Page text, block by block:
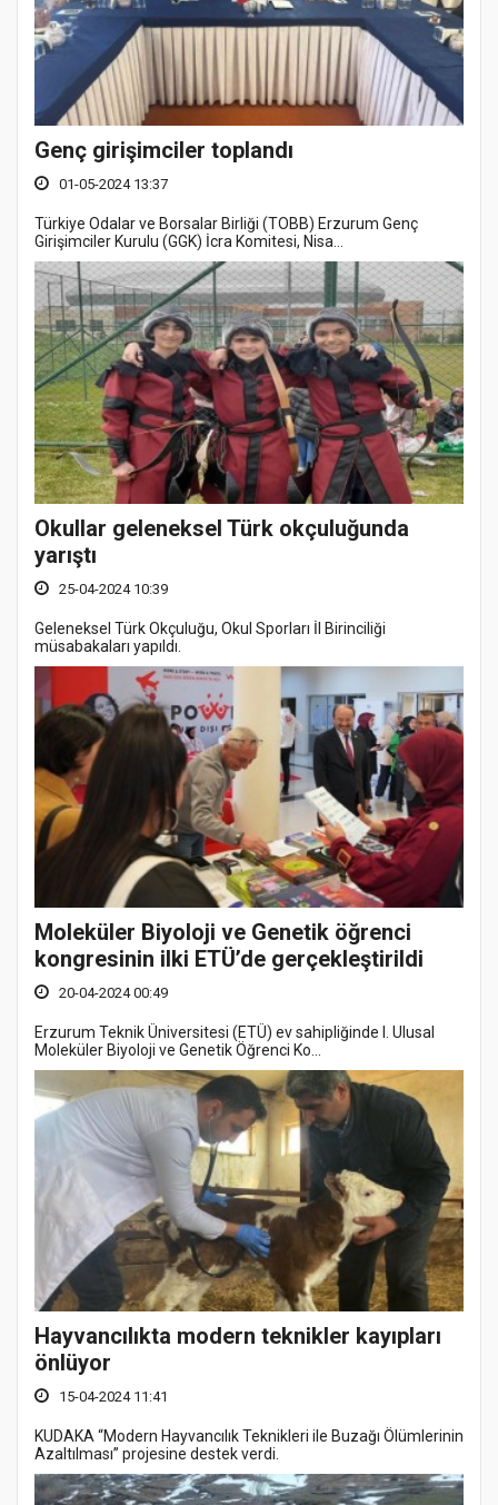
Genç girişimciler toplandı
01-05-2024 13:37
Türkiye Odalar ve Borsalar Birliği (TOBB) Erzurum Genç
Girişimciler Kurulu (GGK) İcra Komitesi, Nisa...
Okullar geleneksel Türk okçuluğunda
yarıştı
25-04-2024 10:39
Geleneksel Türk Okçuluğu, Okul Sporları İl Birinciliği
müsabakaları yapıldı.
Moleküler Biyoloji ve Genetik öğrenci
kongresinin ilki ETÜ’de gerçekleştirildi
20-04-2024 00:49
Erzurum Teknik Üniversitesi (ETÜ) ev sahipliğinde I. Ulusal
Moleküler Biyoloji ve Genetik Öğrenci Ko...
Hayvancılıkta modern teknikler kayıpları
önlüyor
15-04-2024 11:41
KUDAKA “Modern Hayvancılık Teknikleri ile Buzağı Ölümlerinin
Azaltılması” projesine destek verdi.